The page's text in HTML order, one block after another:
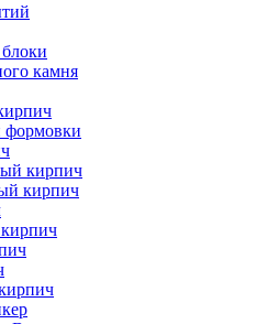
камня
формовки
кирпич
кирпич